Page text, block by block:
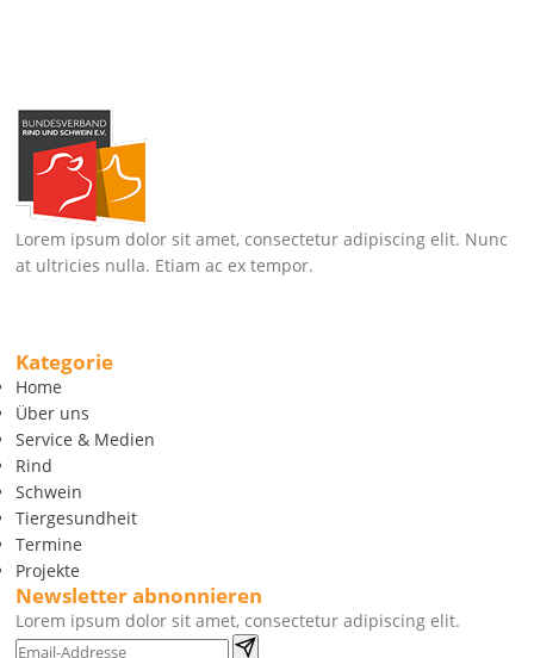
Lorem ipsum dolor sit amet, consectetur adipiscing elit. Nunc
at ultricies nulla. Etiam ac ex tempor.
Kategorie
Home
Über uns
Service & Medien
Rind
Schwein
Tiergesundheit
Termine
Projekte
Newsletter abnonnieren
Lorem ipsum dolor sit amet, consectetur adipiscing elit.